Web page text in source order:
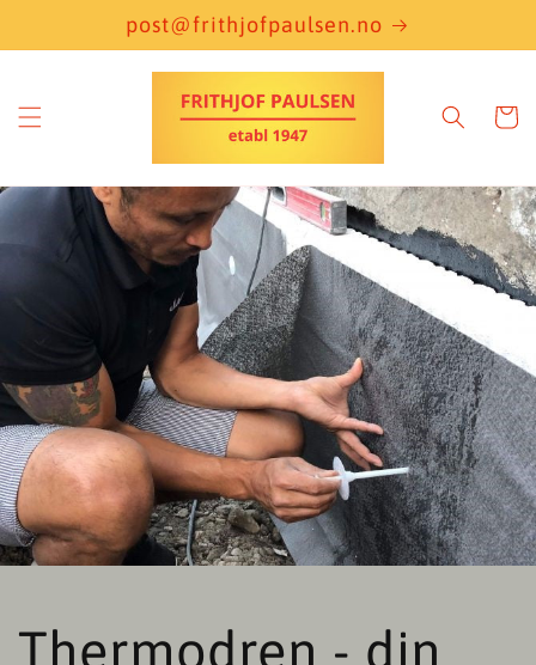
post@frithjofpaulsen.no
Cart
Thermodren - din